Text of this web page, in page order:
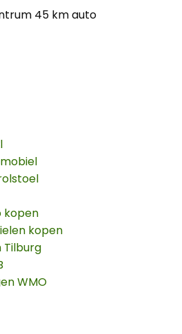
45 km auto
kopen
kopen
Tilburg
WMO